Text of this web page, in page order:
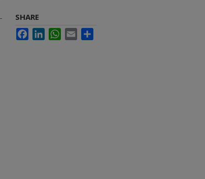
SHARE
FacebookLinkedInWhatsApp
Email